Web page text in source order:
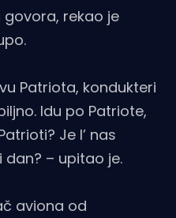
rekao je
Patriota, kondukteri
Idu po Patriote,
Je l’ nas
dan? – upitao je.
aviona od